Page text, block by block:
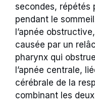
secondes, répétés
pendant le
l’apnée
causée par un
pharynx qui
l’apnée centrale,
cérébrale de la
combinant les